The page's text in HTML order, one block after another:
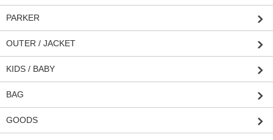
PARKER
OUTER / JACKET
KIDS / BABY
BAG
GOODS